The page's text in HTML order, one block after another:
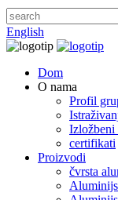
English
Dom
O nama
Profil
Izložbeni
certifikati
Proizvodi
čvrsta